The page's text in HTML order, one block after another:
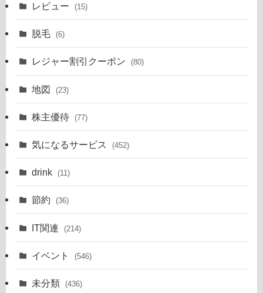
レビュー (15)
脱毛 (6)
レジャー割引クーポン (80)
地図 (23)
株主優待 (77)
気になるサービス (452)
drink (11)
節約 (36)
IT関連 (214)
イベント (546)
未分類 (436)